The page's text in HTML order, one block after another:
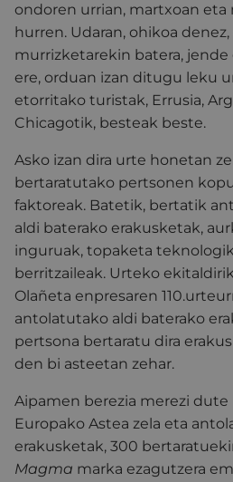
ondoren urrian, martxoan eta
hurren. Udaran, ohikoa
murrizketarekin batera, jende
ere, orduan izan ditugu leku
etorritako turistak, Errusia,
Chicagotik, besteak beste.
Asko izan dira urte honetan
bertaratutako pertsonen
faktoreak. Batetik, bertatik
aldi baterako erakusketak,
inguruak, topaketa
berritzaileak. Urteko
Olañeta enpresaren
antolatutako aldi baterako
pertsona bertaratu dira
den bi asteetan zehar.
Aipamen berezia merezi
Europako Astea zela eta
erakusketak, 300
Magma marka ezagutzera